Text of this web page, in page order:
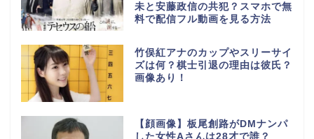
未と安藤政信の共犯？スマホで無
料で配信フル動画を見る方法
竹俣紅アナのカップやスリーサイ
ズは何？棋士引退の理由は彼氏？
画像あり！
【顔画像】板尾創路がDMナンパ
した女性Aさんは28才で誰？